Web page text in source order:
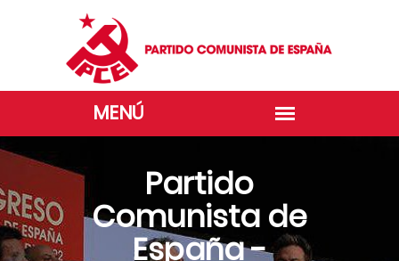
Partido
Comunista de
España -